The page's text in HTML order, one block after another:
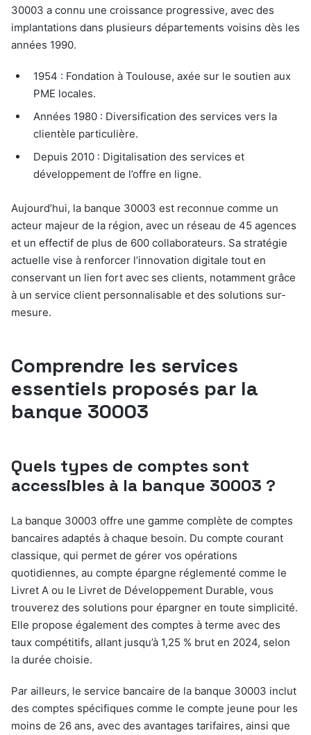
30003 a connu une croissance progressive, avec des
implantations dans plusieurs départements voisins dès les
années 1990.
1954 : Fondation à Toulouse, axée sur le soutien aux
PME locales.
Années 1980 : Diversification des services vers la
clientèle particulière.
Depuis 2010 : Digitalisation des services et
développement de l’offre en ligne.
Aujourd’hui, la banque 30003 est reconnue comme un
acteur majeur de la région, avec un réseau de 45 agences
et un effectif de plus de 600 collaborateurs. Sa stratégie
actuelle vise à renforcer l’innovation digitale tout en
conservant un lien fort avec ses clients, notamment grâce
à un service client personnalisable et des solutions sur-
mesure.
Comprendre les services
essentiels proposés par la
banque 30003
Quels types de comptes sont
accessibles à la banque 30003 ?
La banque 30003 offre une gamme complète de comptes
bancaires adaptés à chaque besoin. Du compte courant
classique, qui permet de gérer vos opérations
quotidiennes, au compte épargne réglementé comme le
Livret A ou le Livret de Développement Durable, vous
trouverez des solutions pour épargner en toute simplicité.
Elle propose également des comptes à terme avec des
taux compétitifs, allant jusqu’à 1,25 % brut en 2024, selon
la durée choisie.
Par ailleurs, le service bancaire de la banque 30003 inclut
des comptes spécifiques comme le compte jeune pour les
moins de 26 ans, avec des avantages tarifaires, ainsi que